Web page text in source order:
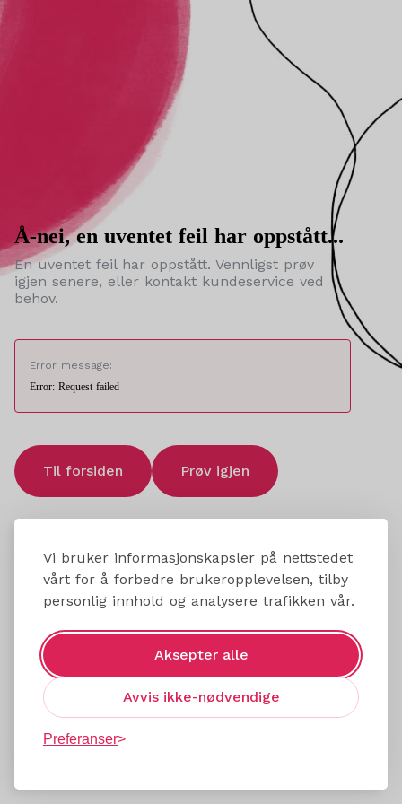
Vi bruker informasjonskapsler på nettstedet
vårt for å forbedre brukeropplevelsen, tilby
personlig innhold og analysere trafikken vår.
Aksepter alle
Avvis ikke-nødvendige
Preferanser
Å-nei, en uventet feil har oppstått...
En uventet feil har oppstått. Vennligst prøv
igjen senere, eller kontakt kundeservice ved
behov.
Error message:
Error: Request failed
Til forsiden Prøv igjen